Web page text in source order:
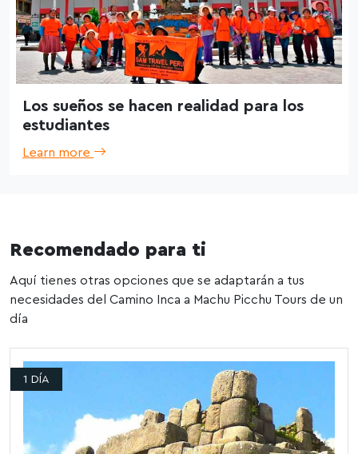
Los sueños se hacen realidad para los
estudiantes
Learn more
Recomendado para ti
Aquí tienes otras opciones que se adaptarán a tus
necesidades del Camino Inca a Machu Picchu Tours de un
día
1 DÍA